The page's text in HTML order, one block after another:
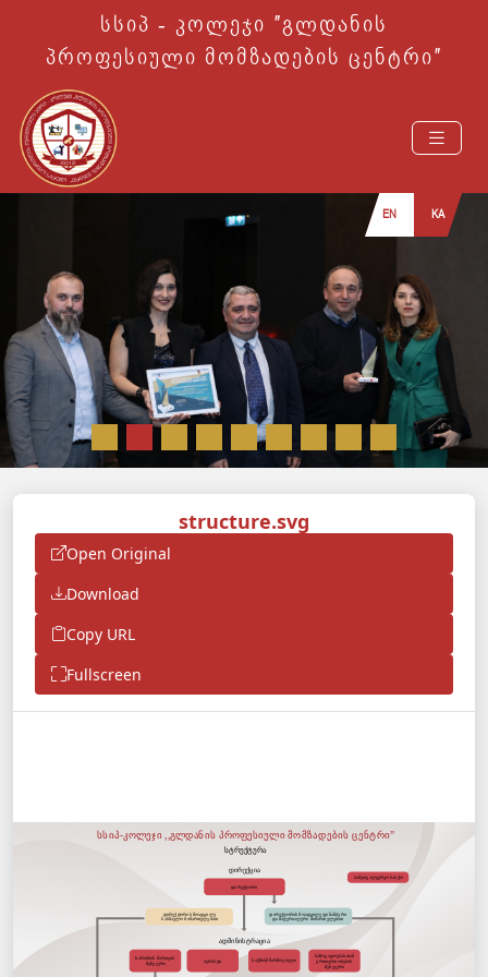
სსიპ - კოლეჯი ″გლდანის
პროფესიული მომზადების ცენტრი″
EN KA
structure.svg
Open Original
Download
Copy URL
Fullscreen
სსიპ-კოლეჯი ,,გლდანის პროფესიული მომზადების ცენტრი”
სტრუქტურა
იურისტი
სამეთვალყურეო საბჭო
დირექცია
ადმინისტრაცია
დირექტორი
საქმისმწარმოებელი
საზოგადოებასთან
ურთიერთობების
მენეჯერი
დირექტორის მოადგილე ფინანსური
დირექტორის მოადგილე
სასწავლო მიმართულებით
ხარისხის მართვის
მენეჯერი